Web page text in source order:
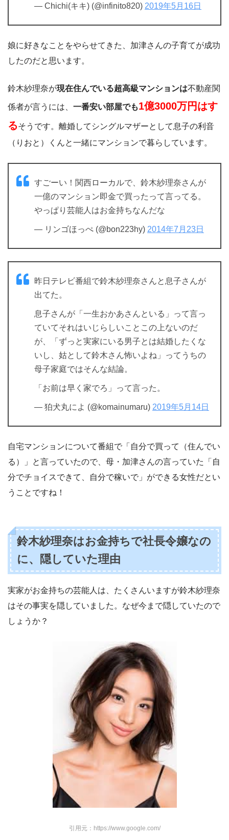
— Chichi(キキ) (@infinito820) 2019年5月16日
娘に好きなことをやらせてきた、加津さんの子育てが成功
したのだと思います。
鈴木紗理奈が現在住んでいる超高級マンションは不動産関
係者が言うには、 一番安い部屋でも1億3000万円はす
るそうです。離婚してシングルマザーとして息子の利音
（りおと）くんと一緒にマンションで暮らしています。
すごーい！関西ローカルで、鈴木紗理奈さんが
一億のマンション即金で買ったって言ってる。
やっぱり芸能人はお金持ちなんだな
— リンゴほっぺ (@bon223hy) 2014年7月23日
昨日テレビ番組で鈴木紗理奈さんと息子さんが
出てた。
息子さんが「一生おかあさんといる」って言っ
ていてそれはいじらしいことこの上ないのだ
が、「ずっと実家にいる男子とは結婚したくな
いし、姑として鈴木さん怖いよね」ってうちの
母子家庭ではそんな結論。
「お前は早く家でろ」って言った。
— 狛犬丸によ (@komainumaru) 2019年5月14日
自宅マンションについて番組で「自分で買って（住んでい
る）」と言っていたので、母・加津さんの言っていた「自
分でチョイスできて、自分で稼いで」ができる女性だとい
うことですね！
鈴木紗理奈はお金持ちで社長令嬢なの
に、隠していた理由
実家がお金持ちの芸能人は、たくさんいますが鈴木紗理奈
はその事実を隠していました。なぜ今まで隠していたので
しょうか？
引用元：https://www.google.com/